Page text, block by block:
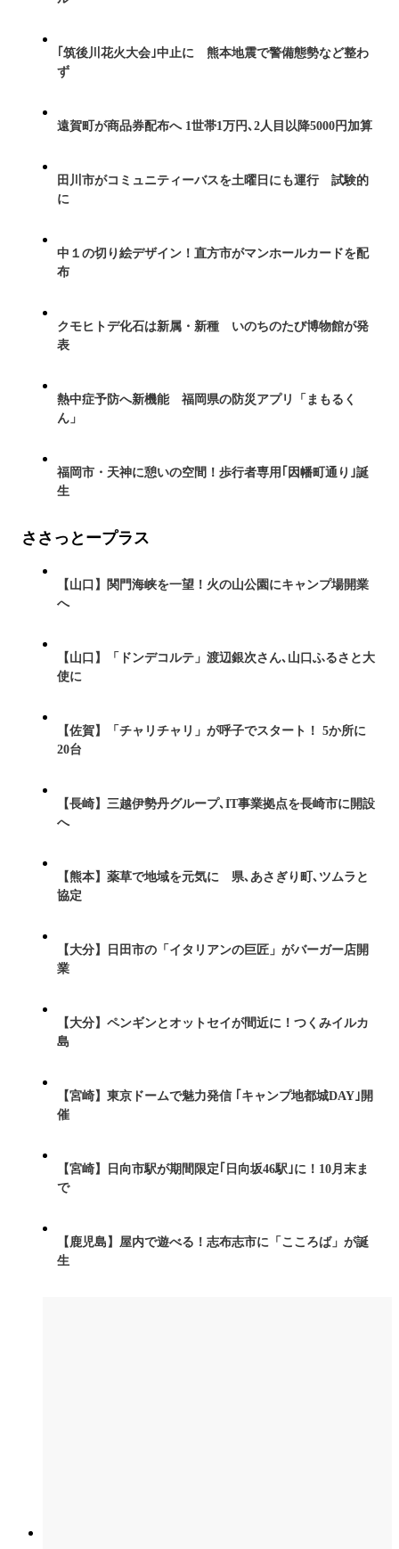
｢筑後川花火大会｣中止に 熊本地震で警備態勢など整わ
ず
遠賀町が商品券配布へ 1世帯1万円､2人目以降5000円加算
田川市がコミュニティーバスを土曜日にも運行 試験的
に
中１の切り絵デザイン！直方市がマンホールカードを配
布
クモヒトデ化石は新属・新種 いのちのたび博物館が発
表
熱中症予防へ新機能 福岡県の防災アプリ「まもるく
ん」
福岡市・天神に憩いの空間！歩行者専用｢因幡町通り｣誕
生
ささっとープラス
【山口】関門海峡を一望！火の山公園にキャンプ場開業
へ
【山口】「ドンデコルテ」渡辺銀次さん､山口ふるさと大
使に
【佐賀】「チャリチャリ」が呼子でスタート！ 5か所に
20台
【長崎】三越伊勢丹グループ､IT事業拠点を長崎市に開設
へ
【熊本】薬草で地域を元気に 県､あさぎり町､ツムラと
協定
【大分】日田市の「イタリアンの巨匠」がバーガー店開
業
【大分】ペンギンとオットセイが間近に！つくみイルカ
島
【宮崎】東京ドームで魅力発信 ｢キャンプ地都城DAY｣開
催
【宮崎】日向市駅が期間限定｢日向坂46駅｣に！10月末ま
で
【鹿児島】屋内で遊べる！志布志市に「こころば」が誕
生